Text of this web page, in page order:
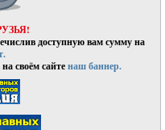
доступную вам сумму на
своём сайтенаш баннер.